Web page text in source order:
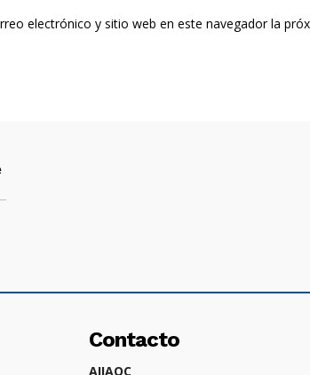
electrónico y sitio web en este navegador la
Contacto
AIIAOC